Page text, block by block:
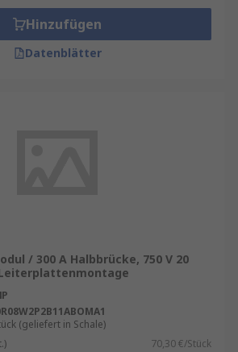
Hinzufügen
Datenblätter
/ 300 A Halbbrücke, 750 V 20
Leiterplattenmontage
(geliefert in Schale)
70,30 €/Stück